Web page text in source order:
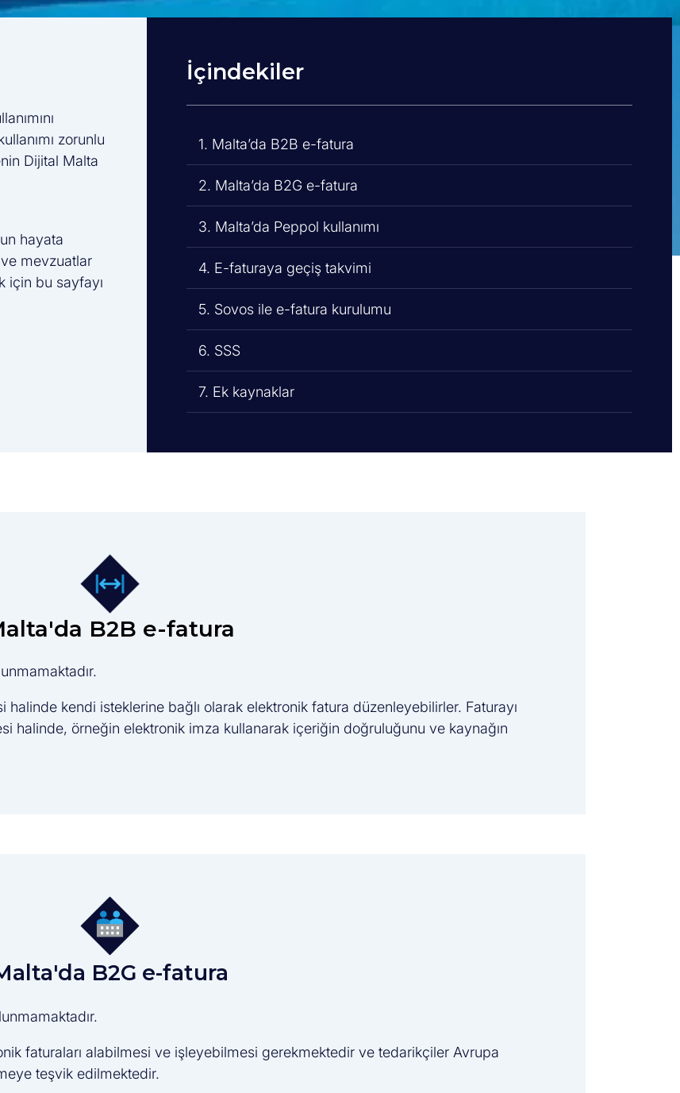
zorunlu
Dijital Malta
hayata
mevzuatlar
için bu sayfayı
İçindekiler
1. Malta’da B2B e-fatura
2. Malta’da B2G e-fatura
3. Malta’da Peppol kullanımı
4. E-faturaya geçiş takvimi
5. Sovos ile e-fatura kurulumu
6. SSS
7. Ek kaynaklar
B2B e-fatura
halinde kendi isteklerine bağlı olarak elektronik fatura düzenleyebilirler. Faturayı
halinde, örneğin elektronik imza kullanarak içeriğin doğruluğunu ve kaynağın
B2G e-fatura
faturaları alabilmesi ve işleyebilmesi gerekmektedir ve tedarikçiler Avrupa
teşvik edilmektedir.